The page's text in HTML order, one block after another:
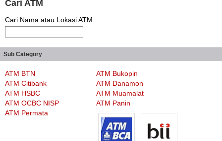
Cari ATM
Cari Nama atau Lokasi ATM
Sub Category
ATM BTN
ATM Bukopin
ATM Citibank
ATM Danamon
ATM HSBC
ATM Muamalat
ATM OCBC NISP
ATM Panin
ATM Permata